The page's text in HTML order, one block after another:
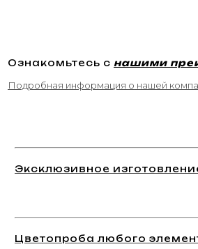
Ознакомьтесь с нашими
Подробная информация о нашей
Эксклюзивное
Цветопроба любого